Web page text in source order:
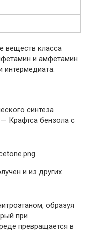
веществ класса
и амфетамин
интермедиата.
синтеза
Крафтса бензола с
и из других
образуя
при
превращается в